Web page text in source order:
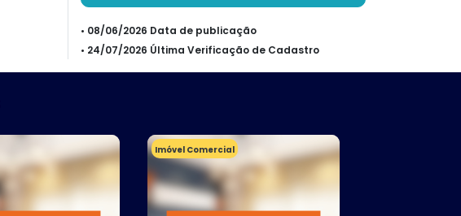
• 08/06/2026 Data de publicação
• 24/07/2026 Última Verificação de Cadastro
Imóvel Comercial